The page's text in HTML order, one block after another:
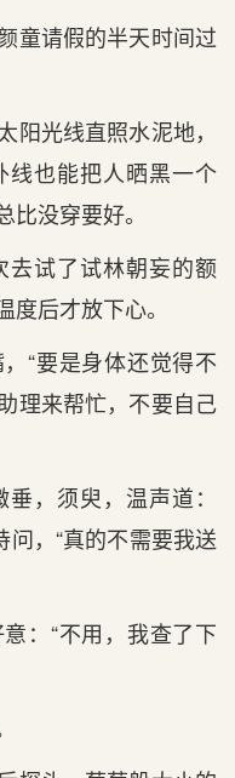
童请假的半天时间过
阳光线直照水泥地，
也能把人晒黑一个
没穿要好。
试了试林朝妄的额
后才放下心。
“要是身体还觉得不
理来帮忙，不要自己
，须臾，温声道：
问，“真的不需要我送
：“不用，我查了下